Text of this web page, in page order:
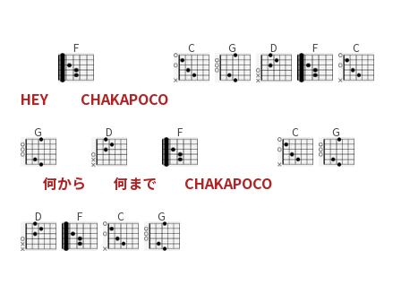
HEY
F
CHAKAPOCO
C G D F C
G
何から
D
何まで
F
CHAKAPOCO
C G
D F C G